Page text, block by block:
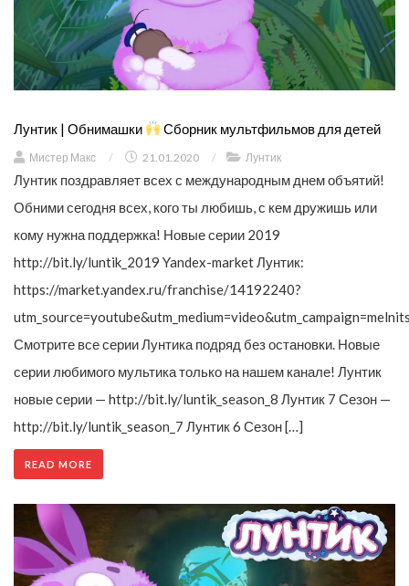
Лунтик | Обнимашки Сборник мультфильмов для детей
Мистер Макс / 21.01.2020 / Лунтик
Лунтик поздравляет всех с международным днем объятий!
Обними сегодня всех, кого ты любишь, с кем дружишь или
кому нужна поддержка! Новые серии 2019
http://bit.ly/luntik_2019 Yandex-market Лунтик:
https://market.yandex.ru/franchise/14192240?
Смотрите все серии Лунтика подряд без остановки. Новые
серии любимого мультика только на нашем канале! Лунтик
новые серии — http://bit.ly/luntik_season_8 Лунтик 7 Сезон —
http://bit.ly/luntik_season_7 Лунтик 6 Сезон […]
READ MORE